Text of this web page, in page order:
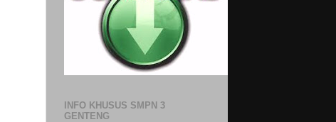
INFO KHUSUS SMPN 3
GENTENG